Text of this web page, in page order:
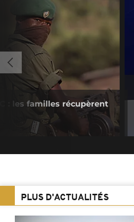
: les familles récupèrent
PLUS D'ACTUALITÉS